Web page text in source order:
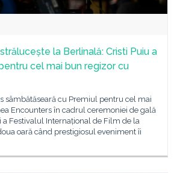
la Berlinală: Cristi Puiu a
cel mai bun regizor cu
sâmbătăseară cu Premiul pentru cel mai
Encounters în cadrul ceremoniei de gală
a Festivalul Internațional de Film de la
oară când prestigiosul eveniment îi